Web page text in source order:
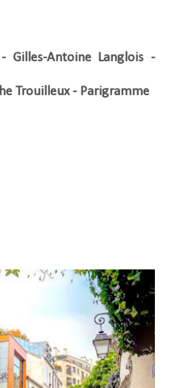
Gilles-Antoine Langlois -
Trouilleux - Parigramme